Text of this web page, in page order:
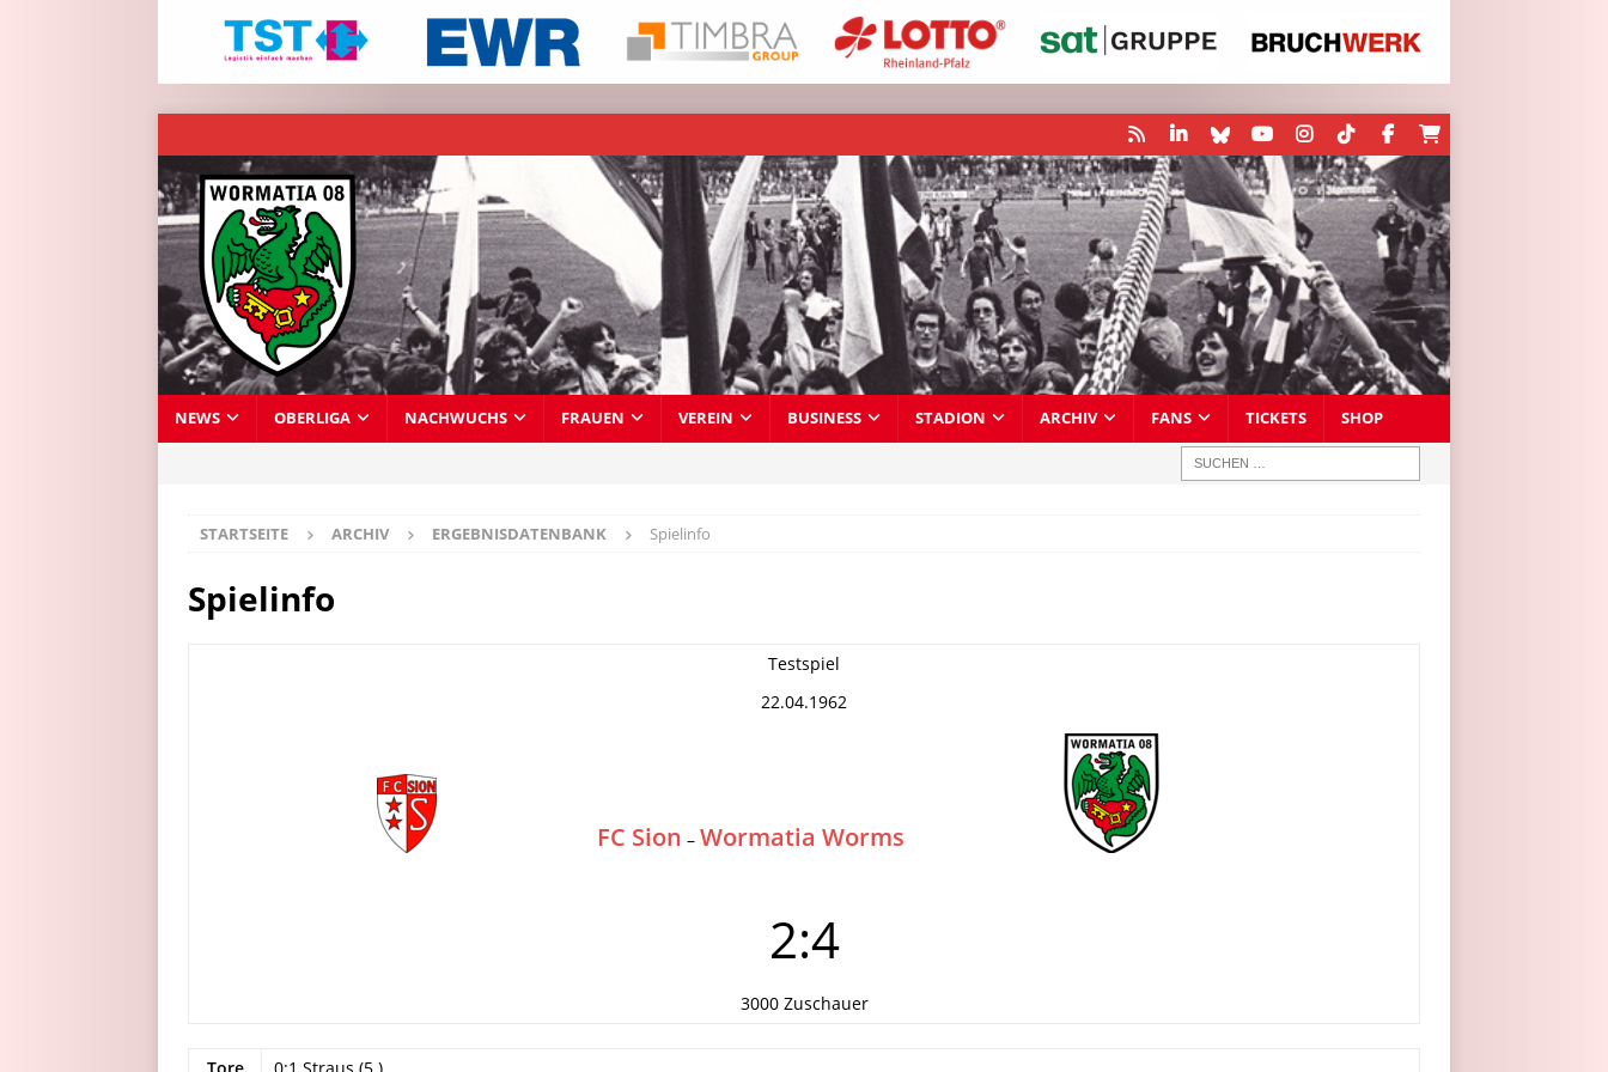
NEWS OBERLIGA NACHWUCHS FRAUEN VEREIN BUSINESS STADION ARCHIV FANS TICKETS SHOP
STARTSEITE ARCHIV ERGEBNISDATENBANK Spielinfo
Spielinfo
Testspiel
22.04.1962
FC Sion – Wormatia Worms
2:4
3000 Zuschauer